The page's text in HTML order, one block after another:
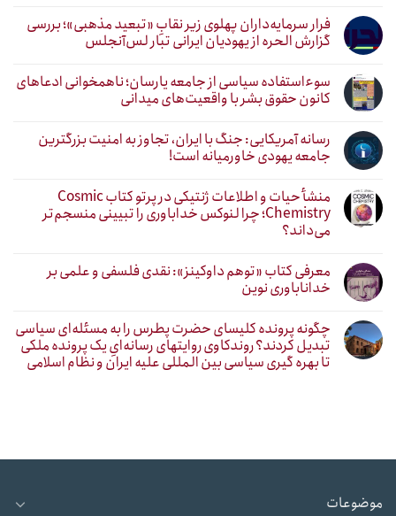
فرار سرمایه‌داران پهلوی زیر نقابِ «تبعید مذهبی»؛ بررسی
گزارش الحره از یهودیان ایرانی تبار لس‌آنجلس
سوءاستفاده سیاسی از جامعه یارسان؛ ناهمخوانی ادعاهای
کانون حقوق بشر با واقعیت‌های میدانی
رسانه آمریکایی: جنگ با ایران، تجاوز به امنیت بزرگترین
جامعه یهودی خاورمیانه است!
منشأ حیات و اطلاعات ژنتیکی در پرتو کتاب Cosmic
Chemistry؛ چرا لنوکس خداباوری را تبیینی منسجم‌تر
می‌داند؟
معرفی کتاب «توهم داوکینز»: نقدی فلسفی و علمی بر
خداناباوری نوین
چگونه پرونده کلیسای حضرت پطرس را به مسئله‌ای سیاسی
تبدیل کردند؟ روندکاوی روایتهای رسانه‌ایِ یک پرونده ملکی
تا بهره گیری سیاسی بین المللی علیه ایران و نظام اسلامی
موضوعات